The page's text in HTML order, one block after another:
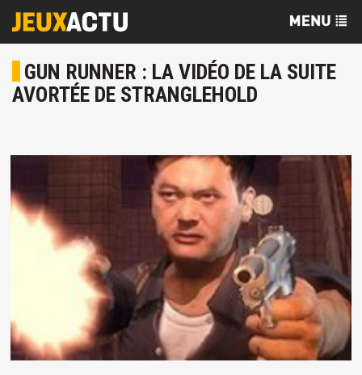
GUN RUNNER : LA VIDÉO DE LA SUITE
AVORTÉE DE STRANGLEHOLD